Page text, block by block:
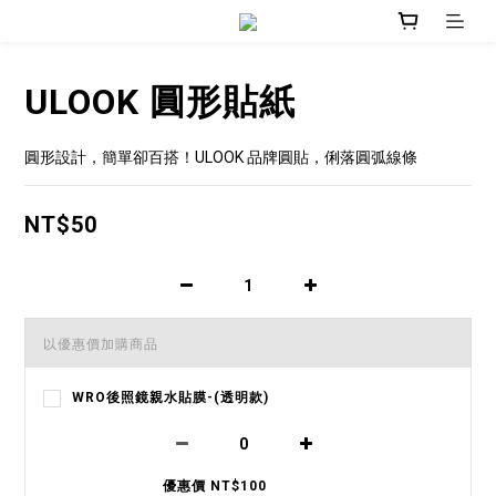
ULOOK 圓形貼紙
圓形設計，簡單卻百搭！ULOOK 品牌圓貼，俐落圓弧線條
NT$50
以優惠價加購商品
WRO後照鏡親水貼膜-(透明款)
優惠價 NT$100